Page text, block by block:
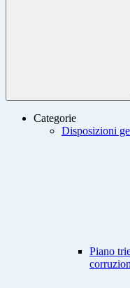
Categorie
Disposizioni
Piano